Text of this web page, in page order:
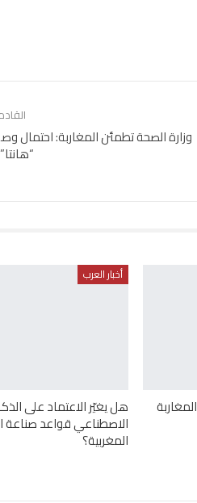
وزارة الصحة تطمئن المغاربة: احتمال
أخبار العرب
هل يغيّر الاعتماد على
الاصطناعي قواعد صناعة
المغربية؟